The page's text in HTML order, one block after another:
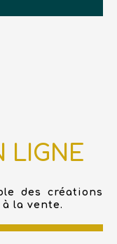
LIGNE
des créations
la vente.